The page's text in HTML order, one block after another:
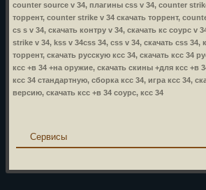
counter source v 34, плагины css v 34, counter
торрент, counter strike v 34 скачать торрент,
cs s v 34, скачать контру v 34, скачать кс соурс v
strike v 34, kss v 34css 34, css v 34, скачать css 34,
торрент, скачать русскую ксс 34, скачать ксс 34
ксс +в 34 +на оружие, скачать скины +для ксс +в
ксс 34 стандартную, сборка ксс 34, игра ксс 34,
версию, скачать ксс +в 34 соурс, ксс 34
Сервисы